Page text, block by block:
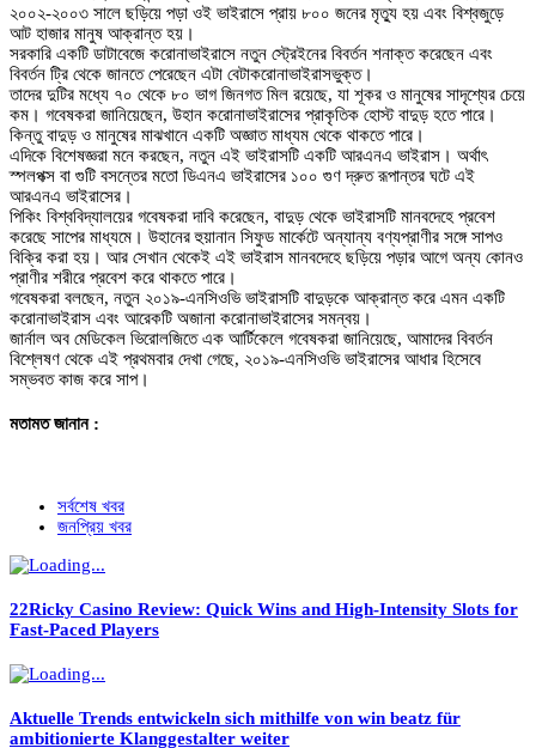
২০০২-২০০৩ সালে ছড়িয়ে পড়া ওই ভাইরাসে প্রায় ৮০০ জনের মৃত্যু হয় এবং বিশ্বজুড়ে
আট হাজার মানুষ আক্রান্ত হয়।
সরকারি একটি ডাটাবেজে করোনাভাইরাসে নতুন স্ট্রেইনের বিবর্তন শনাক্ত করেছেন এবং
বিবর্তন ট্রি থেকে জানতে পেরেছেন এটা বেটাকরোনাভাইরাসভুক্ত।
তাদের দুটির মধ্যে ৭০ থেকে ৮০ ভাগ জিনগত মিল রয়েছে, যা শূকর ও মানুষের সাদৃশ্যের চেয়ে
কম। গবেষকরা জানিয়েছেন, উহান করোনাভাইরাসের প্রাকৃতিক হোস্ট বাদুড় হতে পারে।
কিন্তু বাদুড় ও মানুষের মাঝখানে একটি অজ্ঞাত মাধ্যম থেকে থাকতে পারে।
এদিকে বিশেষজ্ঞরা মনে করছেন, নতুন এই ভাইরাসটি একটি আরএনএ ভাইরাস। অর্থাৎ
স্পলপক্স বা গুটি বসন্তের মতো ডিএনএ ভাইরাসের ১০০ গুণ দ্রুত রূপান্তর ঘটে এই
আরএনএ ভাইরাসের।
পিকিং বিশ্ববিদ্যালয়ের গবেষকরা দাবি করেছেন, বাদুড় থেকে ভাইরাসটি মানবদেহে প্রবেশ
করেছে সাপের মাধ্যমে। উহানের হুয়ানান সিফুড মার্কেটে অন্যান্য বণ্যপ্রাণীর সঙ্গে সাপও
বিক্রি করা হয়। আর সেখান থেকেই এই ভাইরাস মানবদেহে ছড়িয়ে পড়ার আগে অন্য কোনও
প্রাণীর শরীরে প্রবেশ করে থাকতে পারে।
গবেষকরা বলছেন, নতুন ২০১৯-এনসিওভি ভাইরাসটি বাদুড়কে আক্রান্ত করে এমন একটি
করোনাভাইরাস এবং আরেকটি অজানা করোনাভাইরাসের সমন্বয়।
জার্নাল অব মেডিকেল ভিরোলজিতে এক আর্টিকেলে গবেষকরা জানিয়েছে, আমাদের বিবর্তন
বিশ্লেষণ থেকে এই প্রথমবার দেখা গেছে, ২০১৯-এনসিওভি ভাইরাসের আধার হিসেবে
সম্ভবত কাজ করে সাপ।
মতামত জানান :
সর্বশেষ খবর
জনপ্রিয় খবর
22Ricky Casino Review: Quick Wins and High‑Intensity Slots for
Fast‑Paced Players
Aktuelle Trends entwickeln sich mithilfe von win beatz für
ambitionierte Klanggestalter weiter